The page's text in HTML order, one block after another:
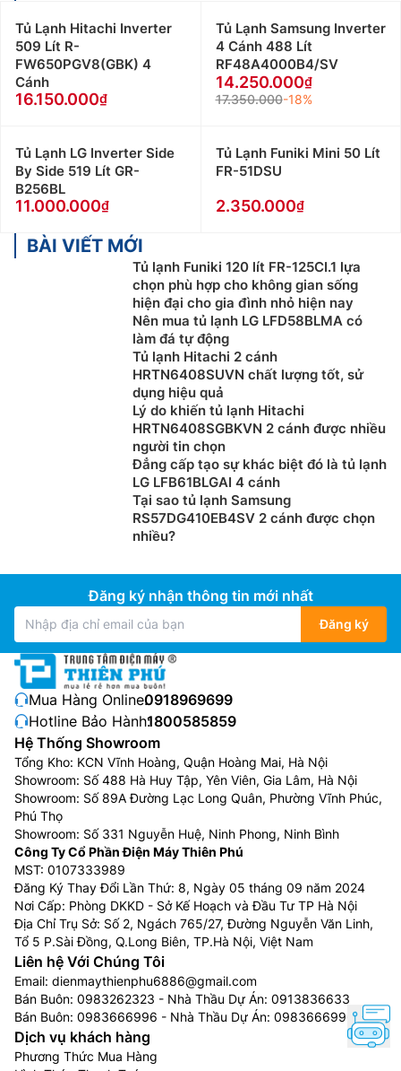
Tủ Lạnh Hitachi Inverter
509 Lít R-
FW650PGV8(GBK) 4
Cánh
16.150.000
Tủ Lạnh Samsung Inverter
4 Cánh 488 Lít
RF48A4000B4/SV
14.250.000
17.350.000-18%
Tủ Lạnh LG Inverter Side
By Side 519 Lít GR-
B256BL
11.000.000
Tủ Lạnh Funiki Mini 50 Lít
FR-51DSU
2.350.000
BÀI VIẾT MỚI
Tủ lạnh Funiki 120 lít FR-125CI.1 lựa
chọn phù hợp cho không gian sống
hiện đại cho gia đình nhỏ hiện nay
Nên mua tủ lạnh LG LFD58BLMA có
làm đá tự động
Tủ lạnh Hitachi 2 cánh
HRTN6408SUVN chất lượng tốt, sử
dụng hiệu quả
Lý do khiến tủ lạnh Hitachi
HRTN6408SGBKVN 2 cánh được nhiều
người tin chọn
Đẳng cấp tạo sự khác biệt đó là tủ lạnh
LG LFB61BLGAI 4 cánh
Tại sao tủ lạnh Samsung
RS57DG410EB4SV 2 cánh được chọn
nhiều?
Đăng ký nhận thông tin mới nhất
Đăng ký
Mua Hàng Online:0918969699
Hotline Bảo Hành:1800585859
Hệ Thống Showroom
Tổng Kho: KCN Vĩnh Hoàng, Quận Hoàng Mai, Hà Nội
Showroom: Số 488 Hà Huy Tập, Yên Viên, Gia Lâm, Hà Nội
Showroom: Số 89A Đường Lạc Long Quân, Phường Vĩnh Phúc,
Phú Thọ
Showroom: Số 331 Nguyễn Huệ, Ninh Phong, Ninh Bình
Công Ty Cổ Phần Điện Máy Thiên Phú
MST: 0107333989
Đăng Ký Thay Đổi Lần Thứ: 8, Ngày 05 tháng 09 năm 2024
Nơi Cấp: Phòng DKKD - Sở Kế Hoạch và Đầu Tư TP Hà Nội
Địa Chỉ Trụ Sở: Số 2, Ngách 765/27, Đường Nguyễn Văn Linh,
Tổ 5 P.Sài Đồng, Q.Long Biên, TP.Hà Nội, Việt Nam
Liên hệ Với Chúng Tôi
Email: dienmaythienphu6886@gmail.com
Bán Buôn: 0983262323 - Nhà Thầu Dự Án: 0913836633
Bán Buôn: 0983666996 - Nhà Thầu Dự Án: 0983666996
Dịch vụ khách hàng
Phương Thức Mua Hàng